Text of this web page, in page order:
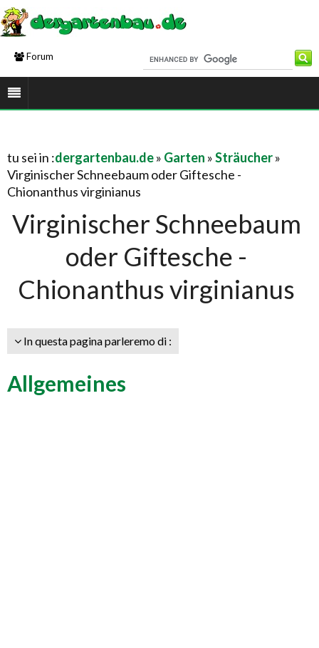
Forum
tu sei in :dergartenbau.de» Garten »Sträucher»
Virginischer Schneebaum oder Giftesche -
Chionanthus virginianus
Virginischer Schneebaum
oder Giftesche -
Chionanthus virginianus
In questa pagina parleremo di :
Allgemeines